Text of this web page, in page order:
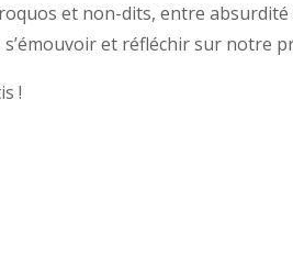
et non-dits, entre absurdité
et réfléchir sur notre
!